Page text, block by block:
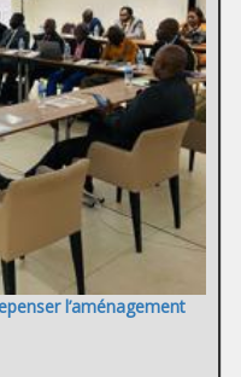
l’aménagement